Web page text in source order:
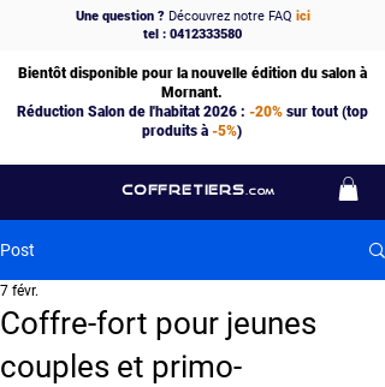
COFFRETIERS .COM
Une question ?Découvrez notre FAQ ici
tel : 0412333580
Bientôt disponible pour la nouvelle édition du salon à
Mornant.
Réduction Salon de l'habitat 2026 : -20%sur tout (top
produits à -5%)
Post
Coffre-fort pour jeunes
couples et primo-
7 févr.